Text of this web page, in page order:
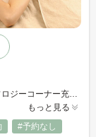
紀州黒潮温泉内のリフレッシュセンター☆リフレクソロジーコーナー充実でカラダも心も解きほぐします・・・・♪明日へ疲れを残さない！頑張るあなたを応援します○お仕事帰りに立ち寄れますので温泉で温まった体をさらに極上マッサージで癒しましょう☆彡
もっと見る
#予約なし